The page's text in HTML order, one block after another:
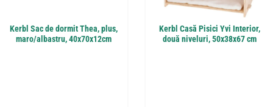
Kerbl Sac de dormit Thea, plus,
maro/albastru, 40x70x12cm
Kerbl Casă Pisici Yvi Interior,
două niveluri, 50x38x67 cm